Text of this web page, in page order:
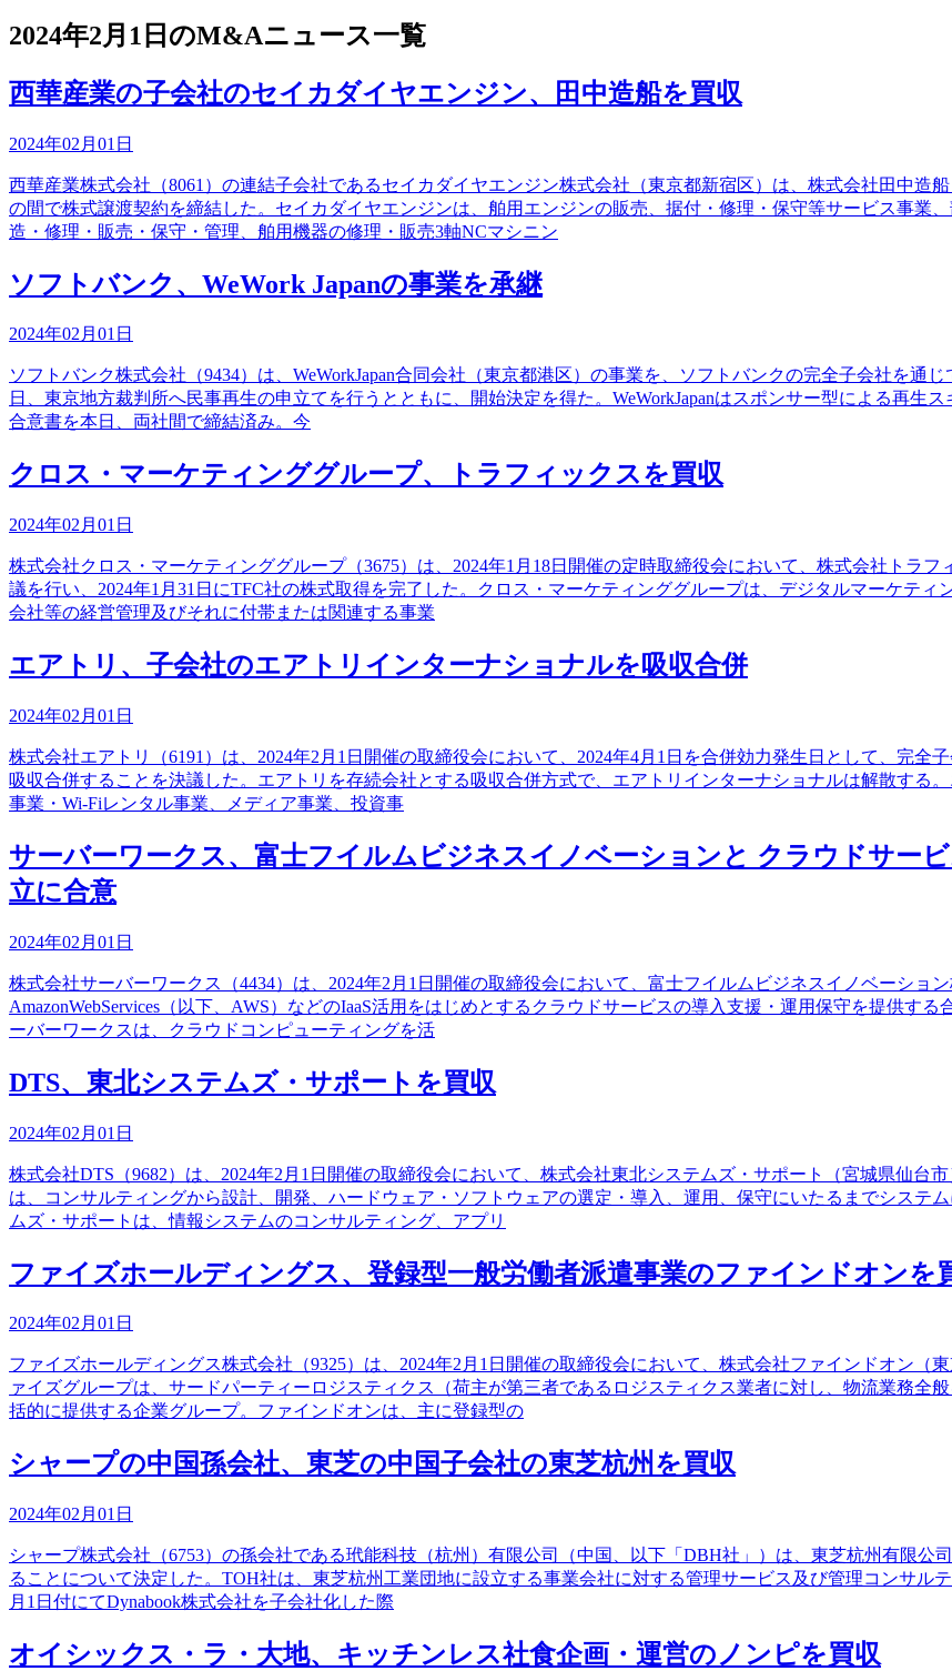
2024年2月1日のM&Aニュース一覧
西華産業の子会社のセイカダイヤエンジン、田中造船を買収
2024年02月01日
西華産業株式会社（8061）の連結子会社であるセイカダイヤエンジン株式会社（東京都新宿区）は、株式会社田中造
の間で株式譲渡契約を締結した。セイカダイヤエンジンは、舶用エンジンの販売、据付・修理・保守等サービス事業
造・修理・販売・保守・管理、舶用機器の修理・販売3軸NCマシニン
ソフトバンク、WeWork Japanの事業を承継
2024年02月01日
ソフトバンク株式会社（9434）は、WeWorkJapan合同会社（東京都港区）の事業を、ソフトバンクの完全子会社を通
日、東京地方裁判所へ民事再生の申立てを行うとともに、開始決定を得た。WeWorkJapanはスポンサー型による再生
合意書を本日、両社間で締結済み。今
クロス・マーケティンググループ、トラフィックスを買収
2024年02月01日
株式会社クロス・マーケティンググループ（3675）は、2024年1月18日開催の定時取締役会において、株式会社トラ
議を行い、2024年1月31日にTFC社の株式取得を完了した。クロス・マーケティンググループは、デジタルマーケテ
会社等の経営管理及びそれに付帯または関連する事業
エアトリ、子会社のエアトリインターナショナルを吸収合併
2024年02月01日
株式会社エアトリ（6191）は、2024年2月1日開催の取締役会において、2024年4月1日を合併効力発生日として、完
吸収合併することを決議した。エアトリを存続会社とする吸収合併方式で、エアトリインターナショナルは解散する
事業・Wi-Fiレンタル事業、メディア事業、投資事
サーバーワークス、富士フイルムビジネスイノベーションと クラウドサー
立に合意
2024年02月01日
株式会社サーバーワークス（4434）は、2024年2月1日開催の取締役会において、富士フイルムビジネスイノベーショ
AmazonWebServices（以下、AWS）などのIaaS活用をはじめとするクラウドサービスの導入支援・運用保守を提供す
ーバーワークスは、クラウドコンピューティングを活
DTS、東北システムズ・サポートを買収
2024年02月01日
株式会社DTS（9682）は、2024年2月1日開催の取締役会において、株式会社東北システムズ・サポート（宮城県仙台
は、コンサルティングから設計、開発、ハードウェア・ソフトウェアの選定・導入、運用、保守にいたるまでシステ
ムズ・サポートは、情報システムのコンサルティング、アプリ
ファイズホールディングス、登録型一般労働者派遣事業のファインドオンを
2024年02月01日
ファイズホールディングス株式会社（9325）は、2024年2月1日開催の取締役会において、株式会社ファインドオン（
ァイズグループは、サードパーティーロジスティクス（荷主が第三者であるロジスティクス業者に対し、物流業務全
括的に提供する企業グループ。ファインドオンは、主に登録型の
シャープの中国孫会社、東芝の中国子会社の東芝杭州を買収
2024年02月01日
シャープ株式会社（6753）の孫会社である玳能科技（杭州）有限公司（中国、以下「DBH社」）は、東芝杭州有限
ることについて決定した。TOH社は、東芝杭州工業団地に設立する事業会社に対する管理サービス及び管理コンサル
月1日付にてDynabook株式会社を子会社化した際
オイシックス・ラ・大地、キッチンレス社食企画・運営のノンピを買収